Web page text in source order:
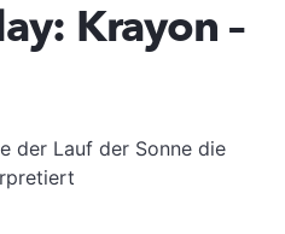
Krayon –
der Lauf der Sonne die